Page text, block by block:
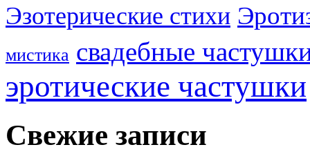
Эзотерические стихи
мистика свадебные
эротические частушки
Свежие записи